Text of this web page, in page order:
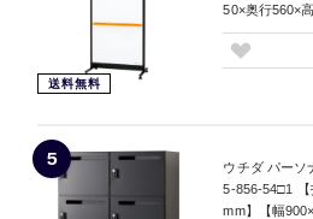
送料無料
50×奥行560×
5
ウチダ パーソ
5-856-54□1 【
mm】【幅